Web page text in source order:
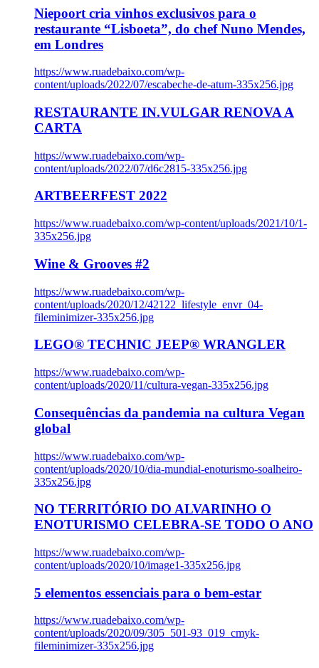
Niepoort cria vinhos exclusivos para o
restaurante “Lisboeta”, do chef Nuno Mendes,
em Londres
https://www.ruadebaixo.com/wp-
content/uploads/2022/07/escabeche-de-atum-335x256.jpg
RESTAURANTE IN.VULGAR RENOVA A
CARTA
https://www.ruadebaixo.com/wp-
content/uploads/2022/07/d6c2815-335x256.jpg
ARTBEERFEST 2022
https://www.ruadebaixo.com/wp-content/uploads/2021/10/1-
335x256.jpg
Wine & Grooves #2
https://www.ruadebaixo.com/wp-
content/uploads/2020/12/42122_lifestyle_envr_04-
fileminimizer-335x256.jpg
LEGO® TECHNIC JEEP® WRANGLER
https://www.ruadebaixo.com/wp-
content/uploads/2020/11/cultura-vegan-335x256.jpg
Consequências da pandemia na cultura Vegan
global
https://www.ruadebaixo.com/wp-
content/uploads/2020/10/dia-mundial-enoturismo-soalheiro-
335x256.jpg
NO TERRITÓRIO DO ALVARINHO O
ENOTURISMO CELEBRA-SE TODO O ANO
https://www.ruadebaixo.com/wp-
content/uploads/2020/10/image1-335x256.jpg
5 elementos essenciais para o bem-estar
https://www.ruadebaixo.com/wp-
content/uploads/2020/09/305_501-93_019_cmyk-
fileminimizer-335x256.jpg